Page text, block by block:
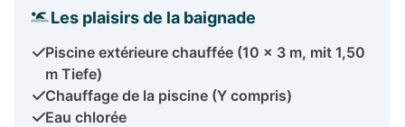
Les plaisirs de la baignade
Piscine extérieure chauffée (10 x 3 m, mit 1,50
m Tiefe)
Chauffage de la piscine (Y compris)
Eau chlorée